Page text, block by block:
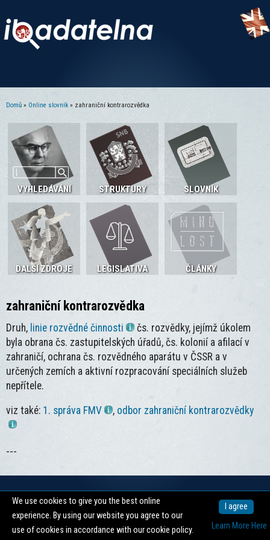
Domů » Online slovník » zahraniční kontrarozvědka
VYHLEDÁVÁNÍ STRUKTURY SLOVNÍK
DALŠÍ ZDROJE LEGISLATIVA ČLÁNKY
zahraniční kontrarozvědka
Druh, linie rozvědné činnosti
čs. rozvědky, jejímž úkolem
byla obrana čs. zastupitelských úřadů, čs. kolonií a afilací v
zahraničí, ochrana čs. rozvědného aparátu v ČSSR a v
určených zemích a aktivní rozpracování speciálních služeb
nepřítele.
viz také: 1. správa FMV , odbor zahraniční kontrarozvědky
---
Copyright © 2026 -Centrum pro dokumentaci totalitních režimů
nahoru ↑
We use cookies to give you the best online
experience. By using our website you agree to our
use of cookies in accordance with our cookie policy.
I agree
Learn More Here